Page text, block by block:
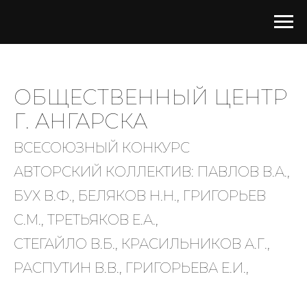
ОБЩЕСТВЕННЫЙ ЦЕНТР
Г. АНГАРСКА
ВСЕСОЮЗНЫЙ КОНКУРС
АВТОРСКИЙ КОЛЛЕКТИВ: ПАВЛОВ В.А.,
БУХ В.Ф., БЕЛЯКОВ Н.Н., ГРИГОРЬЕВ
С.М., ТРЕТЬЯКОВ Е.А.,
СТЕГАЙЛО В.Б., КРАСИЛЬНИКОВ А.Г.,
РАСПУТИН В.В., ГРИГОРЬЕВА Е.И.,